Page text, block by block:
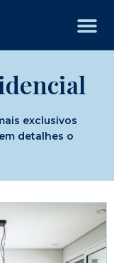
exclusivos
detalhes o